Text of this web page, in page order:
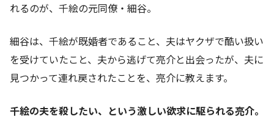
れるのが、千絵の元同僚・細谷。
細谷は、千絵が既婚者であること、夫はヤクザで酷い扱い
を受けていたこと、夫から逃げて亮介と出会ったが、夫に
見つかって連れ戻されたことを、亮介に教えます。
千絵の夫を殺したい、という激しい欲求に駆られる亮介。